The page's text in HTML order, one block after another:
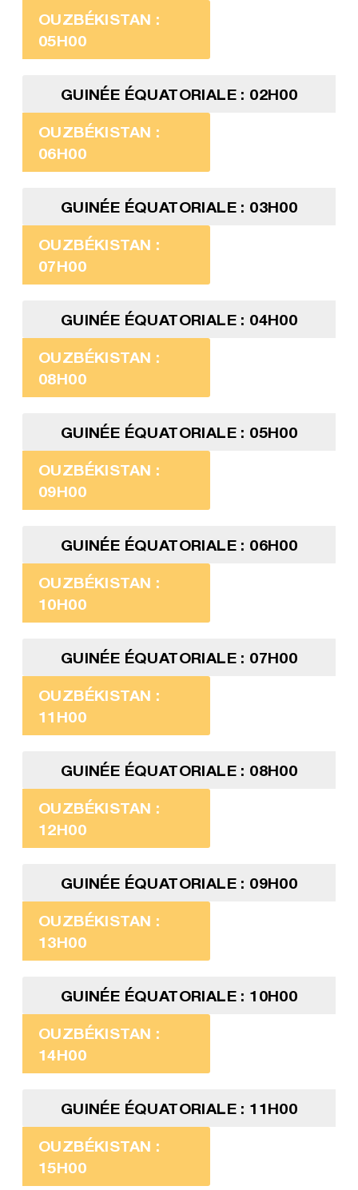
OUZBÉKISTAN :
05H00
GUINÉE ÉQUATORIALE : 02H00
OUZBÉKISTAN :
06H00
GUINÉE ÉQUATORIALE : 03H00
OUZBÉKISTAN :
07H00
GUINÉE ÉQUATORIALE : 04H00
OUZBÉKISTAN :
08H00
GUINÉE ÉQUATORIALE : 05H00
OUZBÉKISTAN :
09H00
GUINÉE ÉQUATORIALE : 06H00
OUZBÉKISTAN :
10H00
GUINÉE ÉQUATORIALE : 07H00
OUZBÉKISTAN :
11H00
GUINÉE ÉQUATORIALE : 08H00
OUZBÉKISTAN :
12H00
GUINÉE ÉQUATORIALE : 09H00
OUZBÉKISTAN :
13H00
GUINÉE ÉQUATORIALE : 10H00
OUZBÉKISTAN :
14H00
GUINÉE ÉQUATORIALE : 11H00
OUZBÉKISTAN :
15H00